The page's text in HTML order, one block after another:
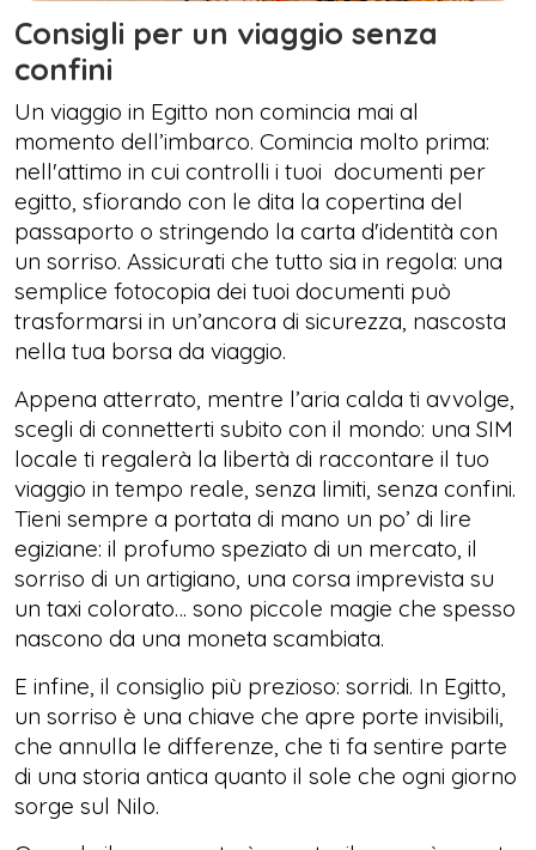
Consigli per un viaggio senza
confini
Un viaggio in Egitto non comincia mai al
momento dell’imbarco. Comincia molto prima:
nell'attimo in cui controlli i tuoi documenti per
egitto, sfiorando con le dita la copertina del
passaporto o stringendo la carta d'identità con
un sorriso. Assicurati che tutto sia in regola: una
semplice fotocopia dei tuoi documenti può
trasformarsi in un’ancora di sicurezza, nascosta
nella tua borsa da viaggio.
Appena atterrato, mentre l’aria calda ti avvolge,
scegli di connetterti subito con il mondo: una SIM
locale ti regalerà la libertà di raccontare il tuo
viaggio in tempo reale, senza limiti, senza confini.
Tieni sempre a portata di mano un po’ di lire
egiziane: il profumo speziato di un mercato, il
sorriso di un artigiano, una corsa imprevista su
un taxi colorato… sono piccole magie che spesso
nascono da una moneta scambiata.
E infine, il consiglio più prezioso: sorridi. In Egitto,
un sorriso è una chiave che apre porte invisibili,
che annulla le differenze, che ti fa sentire parte
di una storia antica quanto il sole che ogni giorno
sorge sul Nilo.